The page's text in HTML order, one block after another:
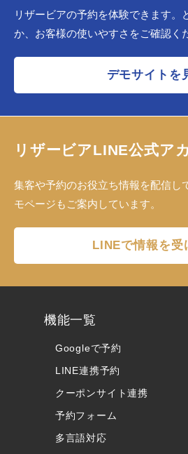
リザービアの予約を体験できます。
か、お客様の使いやすさをご確認く
デモサイトを
リザービアLINE公式ア
集客や予約のお役立ち情報を配信し
モページもご案内しています。
LINEで情報を受
機能一覧
Googleで予約
LINE連携予約
クーポンサイト連携
予約フォーム
多言語対応